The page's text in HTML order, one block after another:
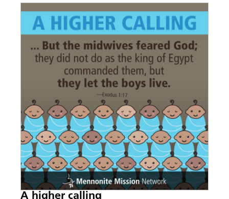
A higher calling